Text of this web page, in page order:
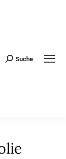
Search:
Suche